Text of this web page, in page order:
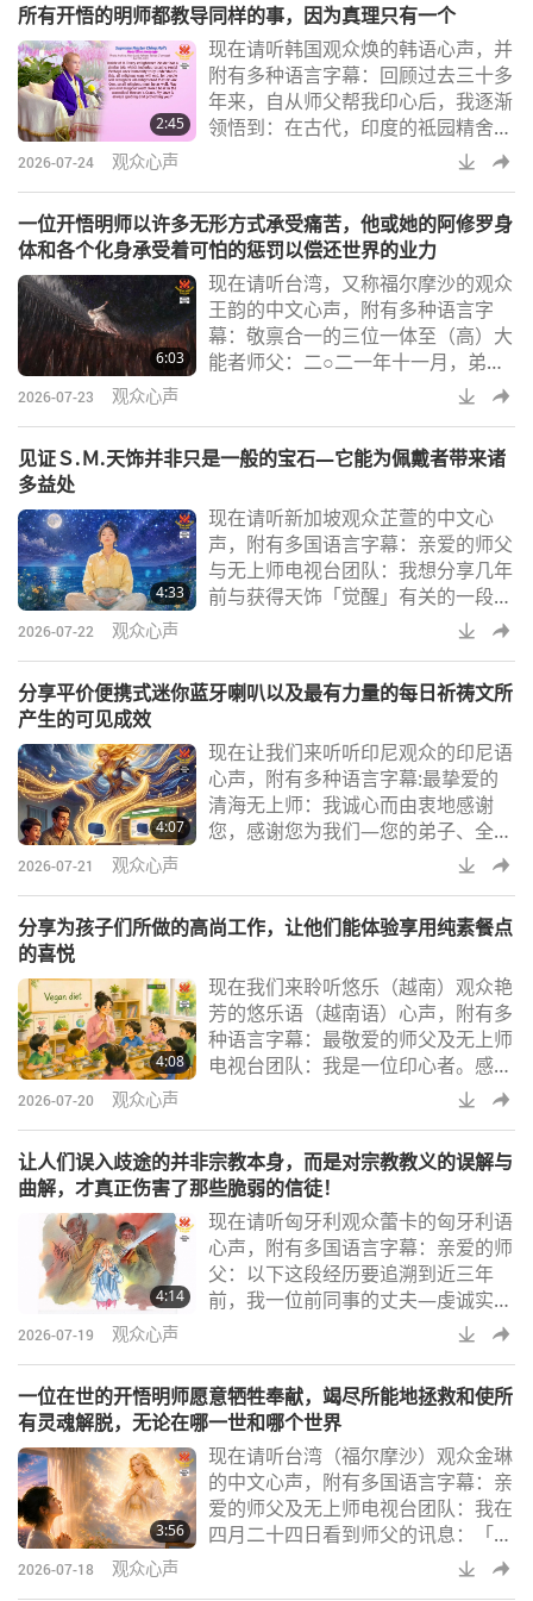
种由类鼻疽杆菌引起的传染性细菌疾
病。我住进顺化的医院，之后陷入昏
迷。医师宣告我即将离世，并请我在
美国的家人前来见我最后一面、向我
道别。昏迷期间，我看见许多天使
所有开悟的明师都教导同样的事，因为真理只有一个
2:45
现在请听韩国观众焕的韩语心声，并
附有多种语言字幕：回顾过去三十多
年来，自从师父帮我印心后，我逐渐
领悟到：在古代，印度的祗园精舍
里，释迦牟尼佛在菩提树下证悟。他
早期的教导以《华严经》为主，探讨
推移，他禁止食用三净（动物族人）
肉，之后又讲述了《法华经》中的
〈普门品〉。在现代，清海无上师早
期的开示中，也同样谈到开悟和观音
打坐的重要性。不久之后，师父采取
更严格的纯素生活方式
2026-07-24 观众心声
一位开悟明师以许多无形方式承受痛苦，他或她的阿修罗身
体和各个化身承受着可怕的惩罚以偿还世界的业力
6:03
现在请听台湾，又称福尔摩沙的观众
王韵的中文心声，附有多种语言字
幕：敬禀合一的三位一体至（高）大
能者师父：二○二一年十一月，弟子
观音打坐一闭眼就看到化身师父背着
一座超级巨大的垃圾山，举步维艰地
丢在地表的塑胶垃圾、重金属污泥、
来的。这是杀害动物族人与污染地球
的巨大业障。师父小小的身躯蹒跚地
走到了专门为「大明师」设置的恶毒
地狱空间里。师父必
2026-07-23 观众心声
见证Ｓ.Ｍ.天饰并非只是一般的宝石—它能为佩戴者带来诸
多益处
4:33
现在请听新加坡观众芷萱的中文心
声，附有多国语言字幕：亲爱的师父
与无上师电视台团队：我想分享几年
前与获得天饰「觉醒」有关的一段经
历。当时我在协助由台湾（福尔摩
沙）的天饰团队与当地中心举办的天
据，我一开始犹豫是否要购买这件饰
献的时候尽一份心意，于是出于善意
买下了一对耳环。当我终于收到那对
耳环时，心中充满喜悦，完全不后悔
自己的决定。就在那天
2026-07-22 观众心声
分享平价便携式迷你蓝牙喇叭以及最有力量的每日祈祷文所
产生的可见成效
4:07
现在让我们来听听印尼观众的印尼语
心声，附有多种语言字幕:最挚爱的
清海无上师：我诚心而由衷地感谢
您，感谢您为我们—您的弟子、全人
类、整个宇宙以及所有众生所做的一
切。感谢重新合一的三位至高大能
之子。我也衷心感谢亲爱的无上师电
想分享我的经历，关于平价便携式迷
你蓝牙喇叭以及最有力量的每日祈祷
文所产生的可见成效。虽然我没有很
多钱来购买由我们小
2026-07-21 观众心声
分享为孩子们所做的高尚工作，让他们能体验享用纯素餐点
的喜悦
4:08
现在我们来聆听悠乐（越南）观众艳
芳的悠乐语（越南语）心声，附有多
种语言字幕：最敬爱的师父及无上师
电视台团队：我是一位印心者。感谢
师父赐予我如此奇妙的体验。我在家
中开设了五岁儿童班，帮助他们准备
导他们改采纯素饮食。起初，有些孩
子要求转到别的学校，有些要求回家
吃午餐，但我仍坚定为他们提供纯素
饮食。每天，我都祈求师父帮助我顺
利让孩子们改采纯素饮食。大约一个
月后，那些到别处
2026-07-20 观众心声
让人们误入歧途的并非宗教本身，而是对宗教教义的误解与
曲解，才真正伤害了那些脆弱的信徒！
4:14
现在请听匈牙利观众蕾卡的匈牙利语
心声，附有多国语言字幕：亲爱的师
父：以下这段经历要追溯到近三年
前，我一位前同事的丈夫—虔诚实修
的犹太教徒—自我结束生命。几天
前，这位前同事将我推荐给她的一位
失智症的母亲。起初，我们在一家咖
啡厅与这位和蔼的女士见面，她的丈
夫是一位拉比。当时，我并未察觉任
何异样。然而，会面结束后，我却因
那场谈话感到能量被完全抽空。当我
照镜子时，惊觉自己的
2026-07-19 观众心声
一位在世的开悟明师愿意牺牲奉献，竭尽所能地拯救和使所
有灵魂解脱，无论在哪一世和哪个世界
3:56
现在请听台湾（福尔摩沙）观众金琳
的中文心声，附有多国语言字幕：亲
爱的师父及无上师电视台团队：我在
四月二十四日看到师父的讯息：「我
们必须感谢谁让世界大战迅速结
束」，我才知道原来我们与世界又被
2026-07-18 观众心声